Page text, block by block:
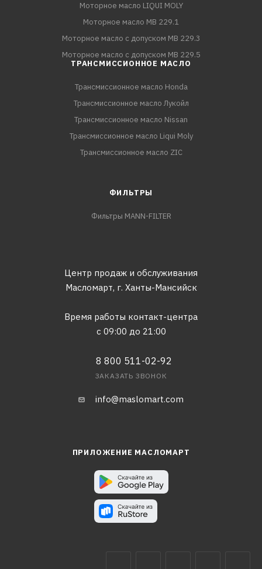
Моторное масло LIQUI MOLY
Моторное масло MB 229.1
Моторное масло с допуском MB 229.3
Моторное масло с допуском MB 229.5
ТРАНСМИССИОННОЕ МАСЛО
Трансмиссионное масло Honda
Трансмиссионное масло Лукойл
Трансмиссионное масло Nissan
Трансмиссионное масло Liqui Moly
Трансмиссионное масло ZIC
ФИЛЬТРЫ
Фильтры MANN-FILTER
Центр продаж и обслуживания
Масломарт, г. Ханты-Мансийск
Время работы контакт-центра
с 09:00 до 21:00
8 800 511-02-92
ЗАКАЗАТЬ ЗВОНОК
info@maslomart.com
ПРИЛОЖЕНИЕ МАСЛОМАРТ